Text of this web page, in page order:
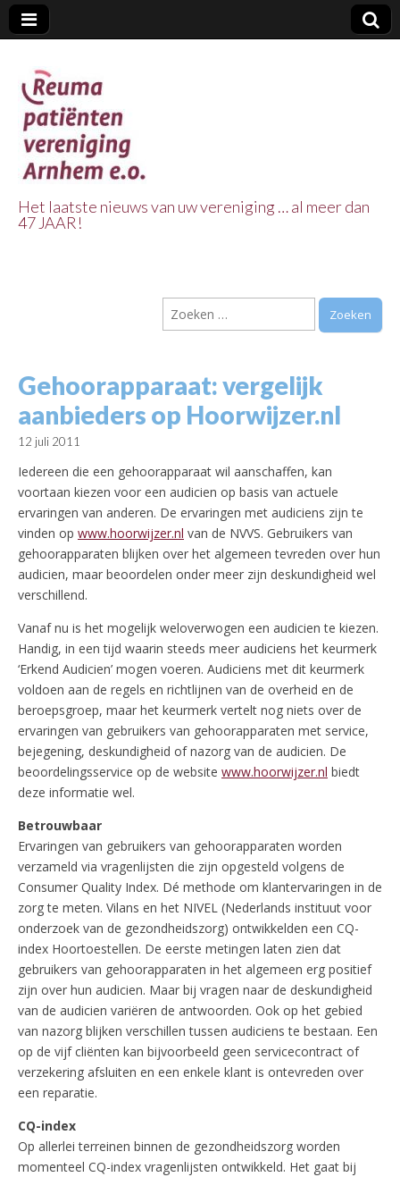
Vereniging
Arnhem e.o.
Het laatste nieuws van uw vereniging … al meer dan
47 JAAR!
Zoeken
naar:
Gehoorapparaat: vergelijk
aanbieders op Hoorwijzer.nl
12 juli 2011
Iedereen die een gehoorapparaat wil aanschaffen, kan
voortaan kiezen voor een audicien op basis van actuele
ervaringen van anderen. De ervaringen met audiciens zijn te
vinden op www.hoorwijzer.nl van de NVVS. Gebruikers van
gehoorapparaten blijken over het algemeen tevreden over hun
audicien, maar beoordelen onder meer zijn deskundigheid wel
verschillend.
Vanaf nu is het mogelijk weloverwogen een audicien te kiezen.
Handig, in een tijd waarin steeds meer audiciens het keurmerk
‘Erkend Audicien’ mogen voeren. Audiciens met dit keurmerk
voldoen aan de regels en richtlijnen van de overheid en de
beroepsgroep, maar het keurmerk vertelt nog niets over de
ervaringen van gebruikers van gehoorapparaten met service,
bejegening, deskundigheid of nazorg van de audicien. De
beoordelingsservice op de website www.hoorwijzer.nl biedt
deze informatie wel.
Betrouwbaar
Ervaringen van gebruikers van gehoorapparaten worden
verzameld via vragenlijsten die zijn opgesteld volgens de
Consumer Quality Index. Dé methode om klantervaringen in de
zorg te meten. Vilans en het NIVEL (Nederlands instituut voor
onderzoek van de gezondheidszorg) ontwikkelden een CQ-
index Hoortoestellen. De eerste metingen laten zien dat
gebruikers van gehoorapparaten in het algemeen erg positief
zijn over hun audicien. Maar bij vragen naar de deskundigheid
van de audicien variëren de antwoorden. Ook op het gebied
van nazorg blijken verschillen tussen audiciens te bestaan. Een
op de vijf cliënten kan bijvoorbeeld geen servicecontract of
verzekering afsluiten en een enkele klant is ontevreden over
een reparatie.
CQ-index
Op allerlei terreinen binnen de gezondheidszorg worden
momenteel CQ-index vragenlijsten ontwikkeld. Het gaat bij